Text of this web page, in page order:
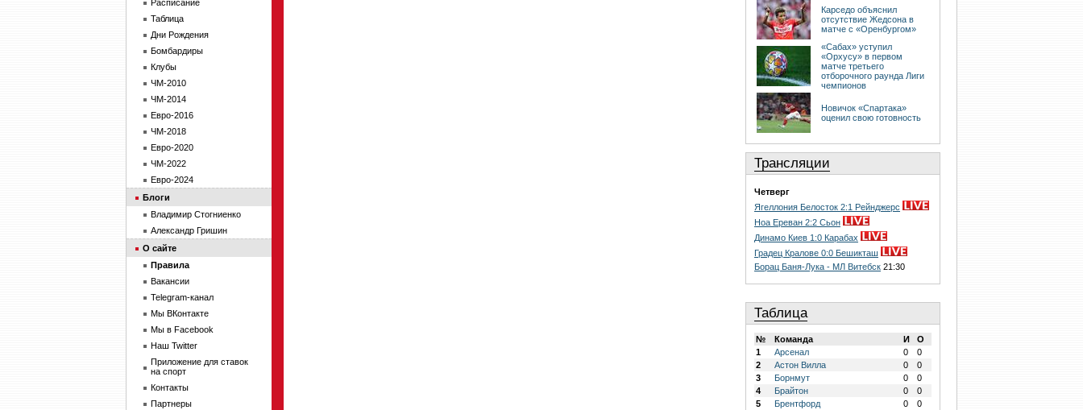
Карседо объяснил
отсутствие Жедсона в
матче с «Оренбургом»
«Сабах» уступил
«Орхусу» в первом
матче третьего
отборочного раунда Лиги
чемпионов
Новичок «Спартака»
оценил свою готовность
Трансляции
Четверг
Ягеллония Белосток 2:1 Рейнджерс
Ноа Ереван 2:2 Сьон
Динамо Киев 1:0 Карабах
Градец Кралове 0:0 Бешикташ
Борац Баня-Лука - МЛ Витебск 21:30
Таблица
№ Команда И
О
1
Арсенал 0
0
2
Астон Вилла 0
0
3
Борнмут 0
0
4
Брайтон 0
0
5
Брентфорд 0
0
Расписание
Таблица
Дни Рождения
Бомбардиры
Клубы
ЧМ-2010
ЧМ-2014
Евро-2016
ЧМ-2018
Евро-2020
ЧМ-2022
Евро-2024
Блоги
Владимир Стогниенко
Александр Гришин
О сайте
Правила
Вакансии
Telegram-канал
Мы ВКонтакте
Мы в Facebook
Наш Twitter
Приложение для ставок
на спорт
Контакты
Партнеры